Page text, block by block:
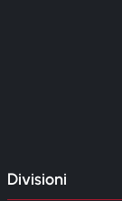
Divisioni